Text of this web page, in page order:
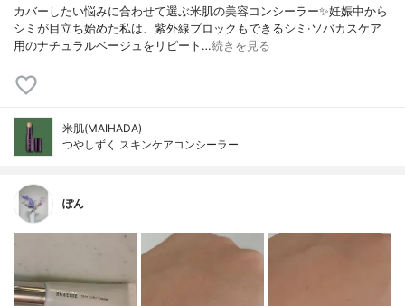
カバーしたい悩みに合わせて選ぶ米肌の美容コンシーラー✨妊娠中から
シミが目立ち始めた私は、紫外線ブロックもできるシミ·ソバカスケア
用のナチュラルベージュをリピート…続きを見る
米肌(MAIHADA)
つやしずく スキンケアコンシーラー
ぽん